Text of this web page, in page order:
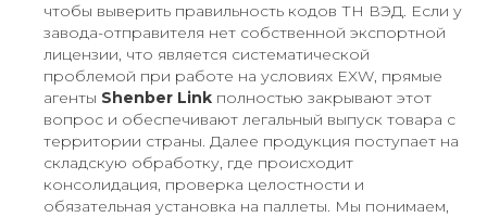
чтобы выверить правильность кодов ТН ВЭД. Если у
завода-отправителя нет собственной экспортной
лицензии, что является систематической
проблемой при работе на условиях EXW, прямые
агенты Shenber Link полностью закрывают этот
вопрос и обеспечивают легальный выпуск товара с
территории страны. Далее продукция поступает на
складскую обработку, где происходит
консолидация, проверка целостности и
обязательная установка на паллеты. Мы понимаем,